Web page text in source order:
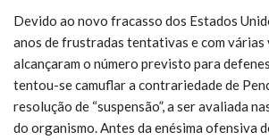
Devido ao novo fracasso dos Estados
anos de frustradas tentativas e com várias
alcançaram o número previsto para
tentou-se camuflar a contrariedade de
resolução de “suspensão”, a ser avaliada
do organismo. Antes da enésima ofensiva